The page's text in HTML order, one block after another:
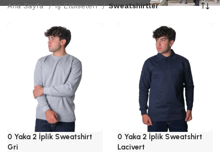
Ana Sayfa İş Elbiseleri Sweatshirtler
0 Yaka 2 İplik Sweatshirt
Gri
0 Yaka 2 İplik Sweatshirt
Lacivert